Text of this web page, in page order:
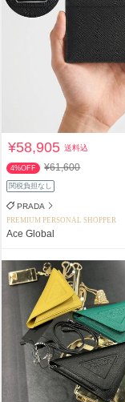
¥58,905送料込
4%OFF ¥61,600
関税負担なし
PRADA
PREMIUM PERSONAL SHOPPER
Ace Global